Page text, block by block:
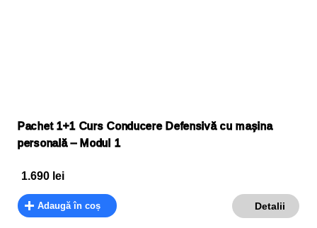
Pachet 1+1 Curs Conducere Defensivă cu mașina
personală – Modul 1
1.690 lei
Adaugă în coș Detalii